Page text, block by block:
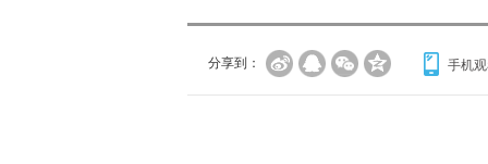
分享到： 手机